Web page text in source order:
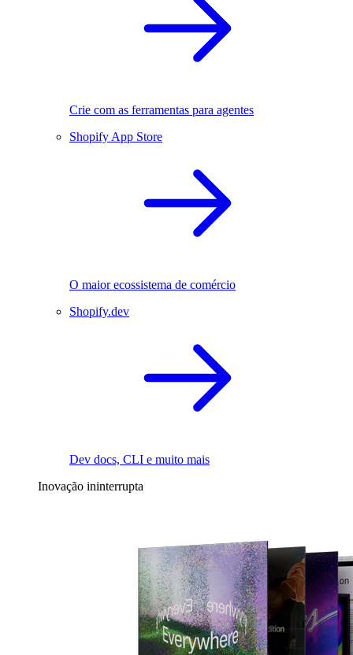
Crie com as ferramentas para agentes
Shopify App Store
O maior ecossistema de comércio
Shopify.dev
Dev docs, CLI e muito mais
Inovação ininterrupta